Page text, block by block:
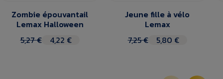
Zombie épouvantail
Lemax Halloween
5,27 €
4,22 €
Jeune fille à vélo
Lemax
7,25 €
5,80 €